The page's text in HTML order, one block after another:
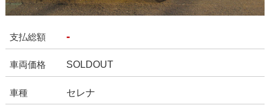
支払総額 -
車両価格 SOLDOUT
車種 セレナ